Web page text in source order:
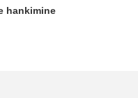
hankimine